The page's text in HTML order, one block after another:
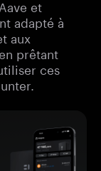
et
adapté à
aux
prêtant
ces